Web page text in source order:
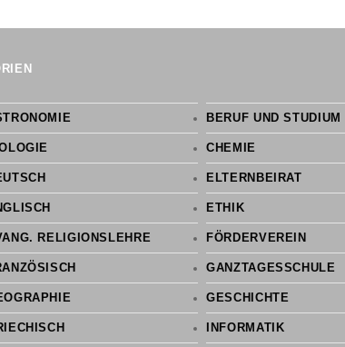
BERUF UND STUDIUM
CHEMIE
ELTERNBEIRAT
ETHIK
RELIGIONSLEHRE FÖRDERVEREIN
GANZTAGESSCHULE
GESCHICHTE
INFORMATIK